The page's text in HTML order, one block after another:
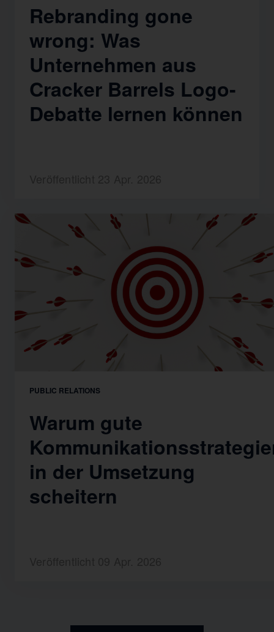
Rebranding gone
wrong: Was
Unternehmen aus
Cracker Barrels Logo-
Debatte lernen können
PUBLIC RELATIONS
Warum gute
in der Umsetzung
scheitern